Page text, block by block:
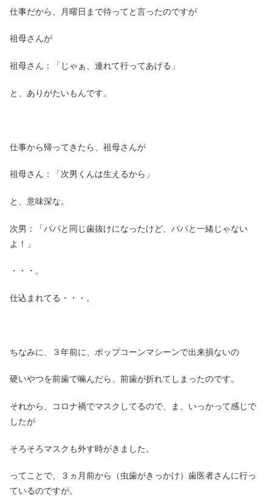
仕事だから、月曜日まで待ってと言ったのですが
祖母さんが
祖母さん：「じゃぁ、連れて行ってあげる」
と、ありがたいもんです。
仕事から帰ってきたら、祖母さんが
祖母さん：「次男くんは生えるから」
と、意味深な。
次男：「パパと同じ歯抜けになったけど、パパと一緒じゃない
よ！」
・・・。
仕込まれてる・・・。
ちなみに、３年前に、ポップコーンマシーンで出来損ないの
硬いやつを前歯で噛んだら、前歯が折れてしまったのです。
それから、コロナ禍でマスクしてるので、ま、いっかって感じで
したが
そろそろマスクも外す時がきました。
ってことで、３ヵ月前から（虫歯がきっかけ）歯医者さんに行っ
ているのですが。